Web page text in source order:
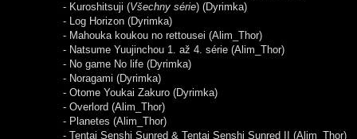
- Kuroshitsuji (Všechny série) (Dyrimka)
- Log Horizon (Dyrimka)
- Mahouka koukou no rettousei (Alim_Thor)
- Natsume Yuujinchou 1. až 4. série (Alim_Thor)
- No game No life (Dyrimka)
- Noragami (Dyrimka)
- Otome Youkai Zakuro (Dyrimka)
- Overlord (Alim_Thor)
- Planetes (Alim_Thor)
- Tentai Senshi Sunred & Tentai Senshi Sunred II (Alim_Thor)